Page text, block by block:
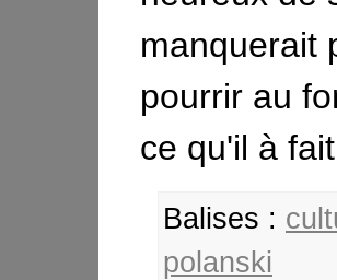
manquerait
pourrir au
ce qu'il à
Balises :
polanski